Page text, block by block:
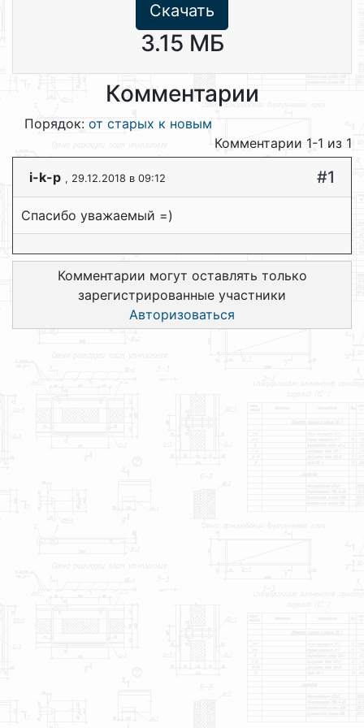
Скачать
3.15 МБ
Комментарии
Порядок: от старых к новым
Комментарии 1-1 из 1
i-k-p , 29.12.2018 в 09:12 #1
Спасибо уважаемый =)
Комментарии могут оставлять только
зарегистрированные участники
Авторизоваться